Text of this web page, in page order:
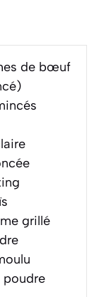
de bœuf
grillé
poudre